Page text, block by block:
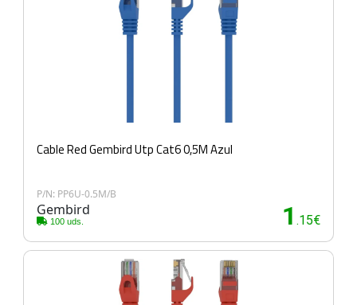
Cable Red Gembird Utp Cat6 0,5M Azul
P/N: PP6U-0.5M/B
Gembird
100 uds. 1 .15€